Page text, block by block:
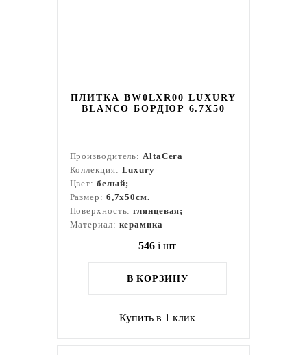
ПЛИТКА BW0LXR00 LUXURY
BLANCO БОРДЮР 6.7Х50
Производитель:AltaCera
Коллекция: Luxury
Цвет: белый;
Размер: 6,7x50см.
Поверхность:глянцевая;
Материал: керамика
546 i шт
В КОРЗИНУ
Купить в 1 клик